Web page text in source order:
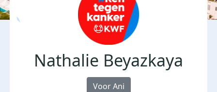
Nathalie Beyazkaya
Voor Ani